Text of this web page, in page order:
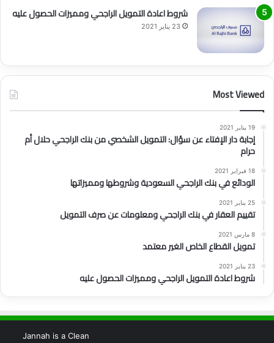
شروط اعادة التمويل الراجحي ومميزات الحصول عليه
23 يناير 2021
Most Viewed
19 يناير 2021
إجابة دار الإفتاء عن سؤال: التمويل الشخصي من بنك الراجحي حلال أم
حرام
18 فبراير 2021
الودائع في بنك الراجحي السعودية وشروطها ومميزاتها
25 يناير 2021
تقييم العقار في بنك الراجحي ومعلومات عن صرف التمويل
8 مارس 2021
تمويل القطاع الخاص الغير معتمد
23 يناير 2021
شروط اعادة التمويل الراجحي ومميزات الحصول عليه
Jannah is a Clean